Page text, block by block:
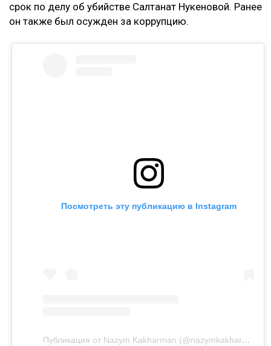
срок по делу об убийстве Салтанат Нукеновой. Ранее
он также был осужден за коррупцию.
Посмотреть эту публикацию в Instagram
Публикация от Nazym Kakharman (@nazymkakharman)